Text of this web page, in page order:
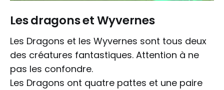
Les dragons et Wyvernes
Les Dragons et les Wyvernes sont tous deux
des créatures fantastiques. Attention à ne
pas les confondre.
Les Dragons ont quatre pattes et une paire